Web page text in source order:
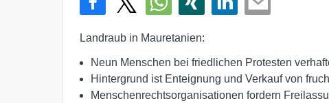
Landraub in Mauretanien:
Neun Menschen bei friedlichen Protesten
Hintergrund ist Enteignung und Verkauf von
Menschenrechtsorganisationen fordern